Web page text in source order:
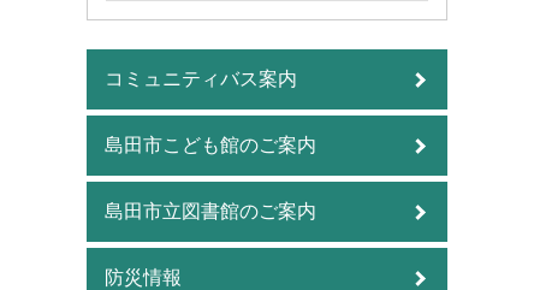
コミュニティバス案内
島田市こども館のご案内
島田市立図書館のご案内
防災情報